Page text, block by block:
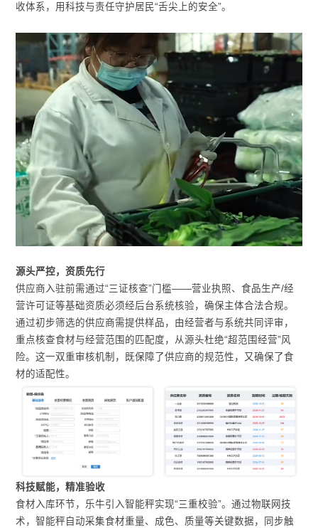
收体系，用科技与责任守护居民“舌尖上的安全”。
源头严控，资质先行
供应商入驻前需通过“三证核查”门槛——营业执照、食品生产/经
营许可证等基础资质必须经后台系统核验，确保主体合法合规。
通过初步筛选的供应商需提供样品，由经营者与系统共同评审，
重点核查食材与经营范围的匹配度，从源头杜绝“超范围经营”风
险。这一双重审核机制，既保障了供应商的规范性，又确保了食
材的适配性。
科技赋能，精准验收
食材入库环节，乐牛引入智能秤实现“三重校验”。通过物联网技
术，智能秤自动采集食材重量、成色、质量等关键数据，同步触